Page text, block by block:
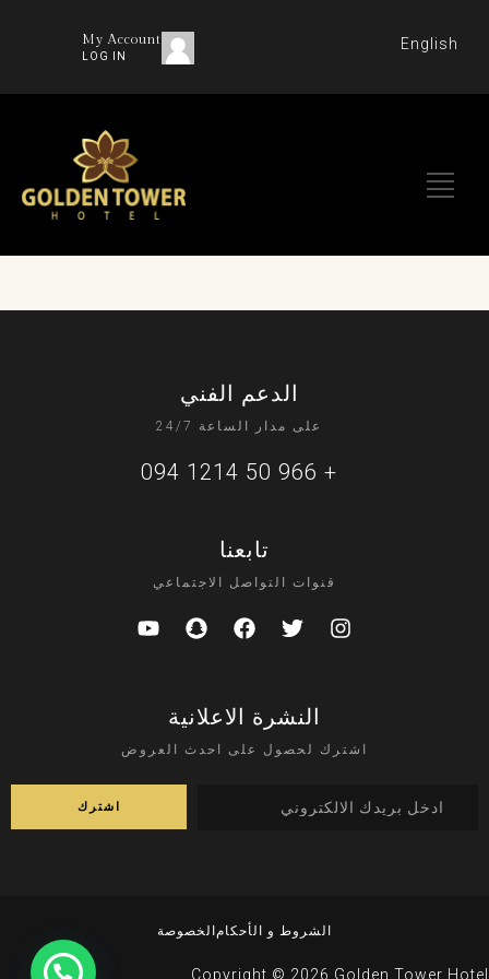
English
My Account
LOG IN
الدعم الفني
على مدار الساعة 24/7
+ 966 50 1214 094
تابعنا
قنوات التواصل الاجتماعي
النشرة الاعلانية
اشترك لحصول على احدث العروض
الشروط و الأحكام الخصوصة